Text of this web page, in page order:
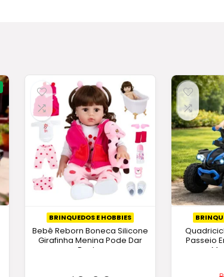
BRINQUEDOS E HOBBIES
Bebê Reborn Boneca Silicone
Girafinha Menina Pode Dar
Banho
Passeio